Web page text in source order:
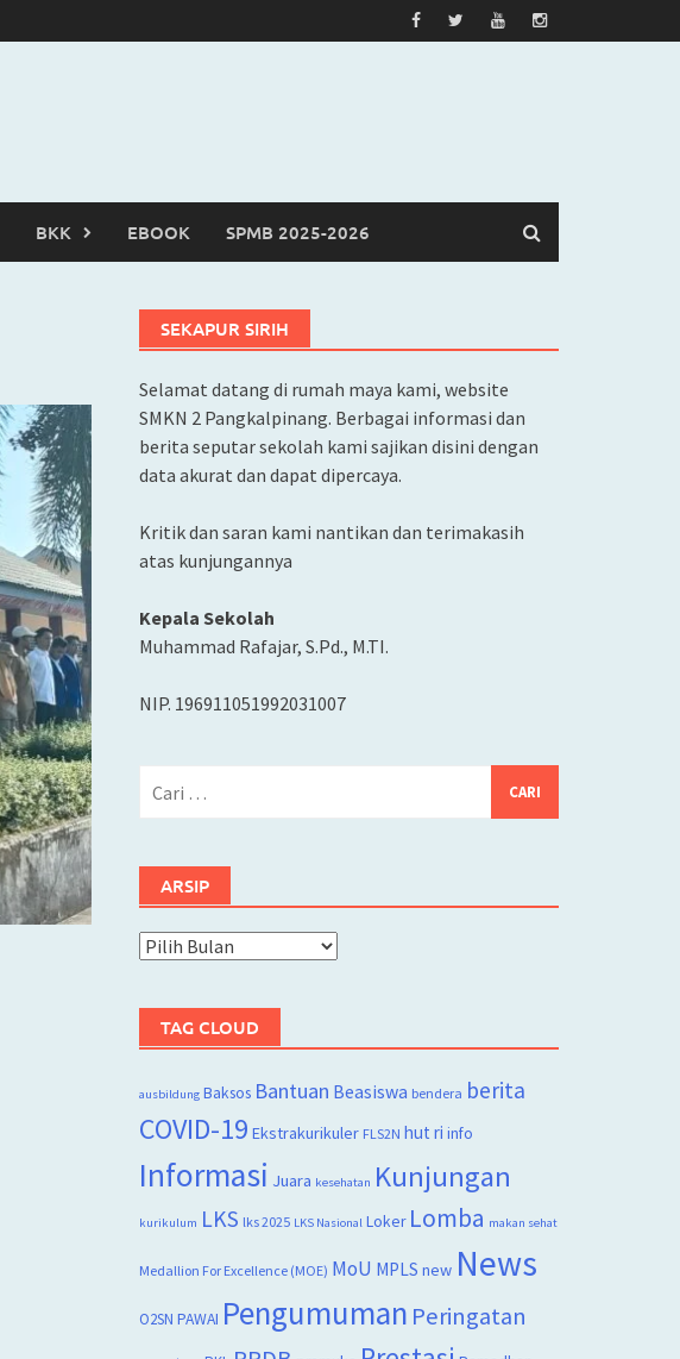
BKK EBOOK SPMB 2025-2026
SEKAPUR SIRIH
Selamat datang di rumah maya kami, website
SMKN 2 Pangkalpinang. Berbagai informasi dan
berita seputar sekolah kami sajikan disini dengan
data akurat dan dapat dipercaya.
Kritik dan saran kami nantikan dan terimakasih
atas kunjungannya
Kepala Sekolah
Muhammad Rafajar, S.Pd., M.TI.
NIP. 196911051992031007
ARSIP
Arsip
TAG CLOUD
ausbildung Baksos Bantuan Beasiswa bendera berita
COVID-19 Ekstrakurikuler FLS2N hut ri info
Informasi Juara kesehatan Kunjungan
kurikulum LKS lks 2025 LKS Nasional Loker Lomba makan sehat
Medallion For Excellence (MOE) MoU MPLS new News
O2SN PAWAI Pengumuman Peringatan